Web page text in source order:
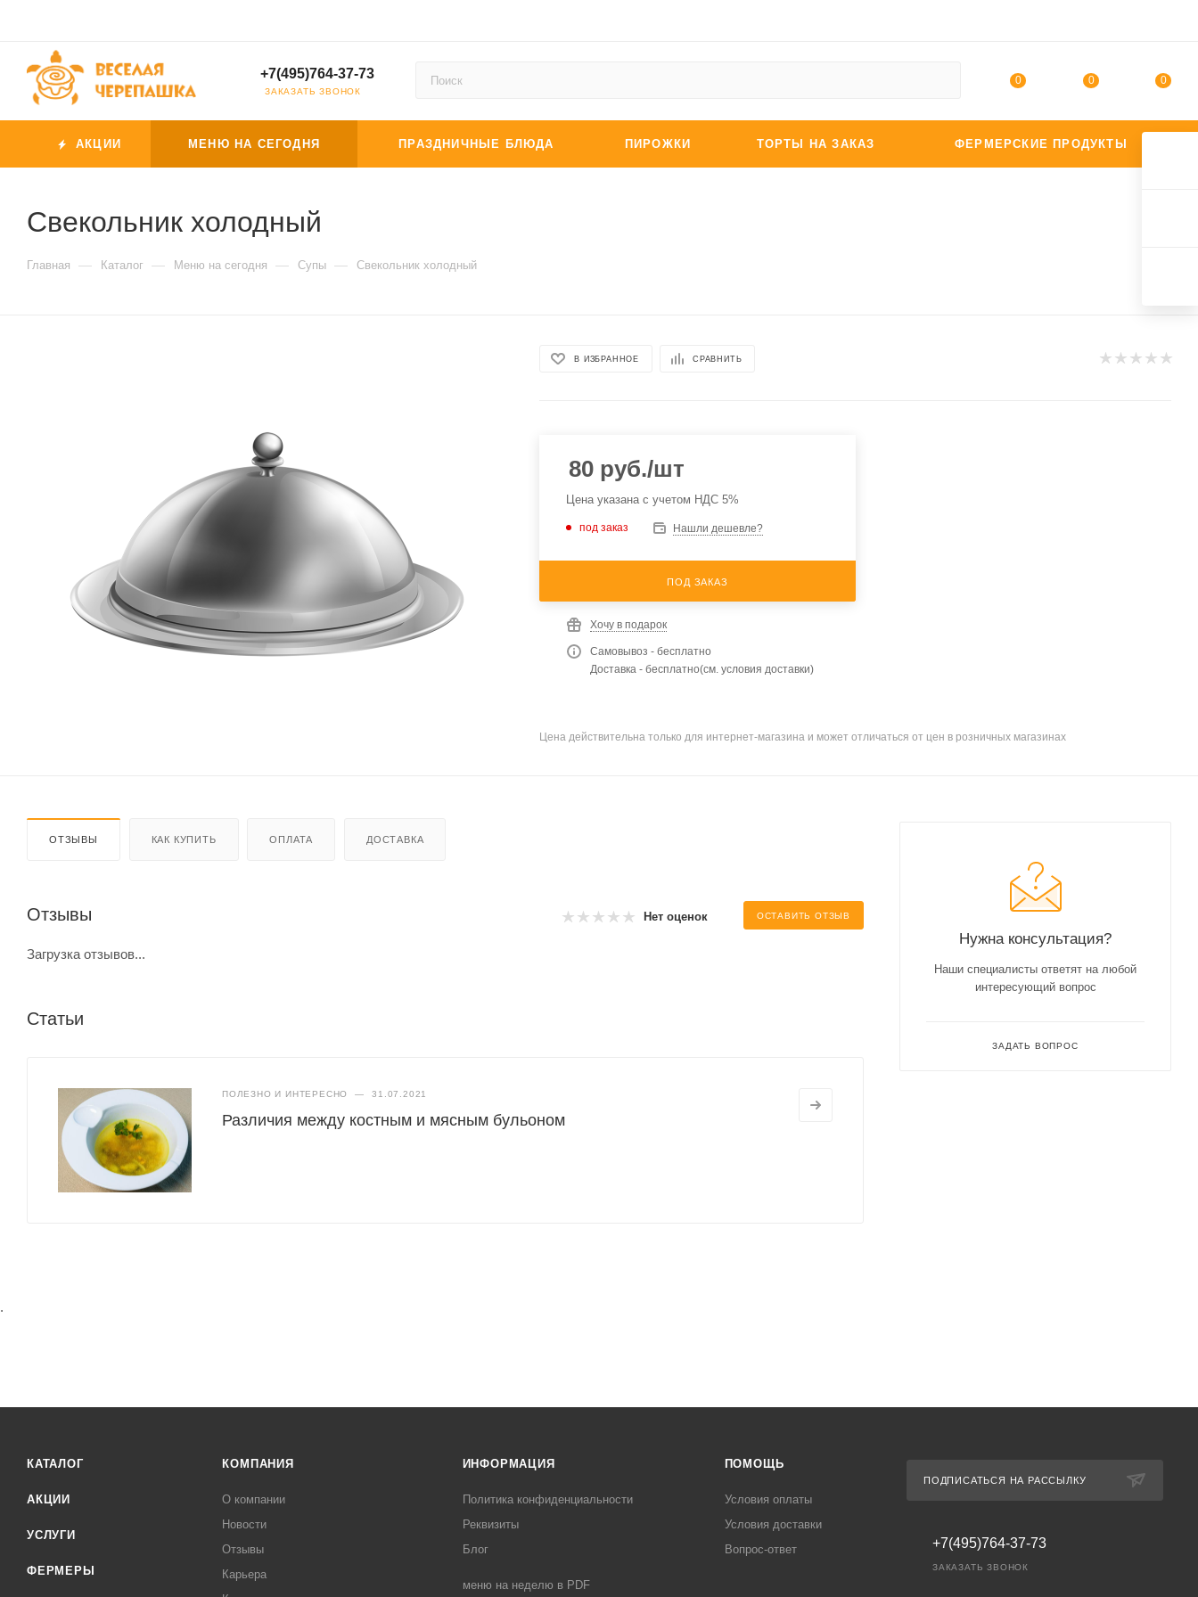
+7(495)764-37-73
ЗАКАЗАТЬ ЗВОНОК
0 0 0
АКЦИИ МЕНЮ НА СЕГОДНЯ ПРАЗДНИЧНЫЕ БЛЮДА ПИРОЖКИ ТОРТЫ НА ЗАКАЗ ФЕРМЕРСКИЕ ПРОДУКТЫ
Свекольник холодный
Главная — Каталог — Меню на сегодня — Супы — Свекольник холодный
В ИЗБРАННОЕ СРАВНИТЬ
80 руб./шт
Цена указана с учетом НДС 5%
под заказ Нашли дешевле?
ПОД ЗАКАЗ
Хочу в подарок
Самовывоз - бесплатно
Доставка - бесплатно(см. условия доставки)
Цена действительна только для интернет-магазина и может отличаться от цен в розничных магазинах
ОТЗЫВЫ КАК КУПИТЬ ОПЛАТА ДОСТАВКА
Отзывы Нет оценок ОСТАВИТЬ ОТЗЫВ
Загрузка отзывов...
Статьи
ПОЛЕЗНО И ИНТЕРЕСНО — 31.07.2021
Различия между костным и мясным бульоном
Нужна консультация?
Наши специалисты ответят на любой
интересующий вопрос
ЗАДАТЬ ВОПРОС
.
КАТАЛОГ
АКЦИИ
УСЛУГИ
ФЕРМЕРЫ
КОМПАНИЯ
О компании
Новости
Отзывы
Карьера
ИНФОРМАЦИЯ
Политика конфиденциальности
Реквизиты
Блог
меню на неделю в PDF
ПОМОЩЬ
Условия оплаты
Условия доставки
Вопрос-ответ
ПОДПИСАТЬСЯ НА РАССЫЛКУ
+7(495)764-37-73
ЗАКАЗАТЬ ЗВОНОК